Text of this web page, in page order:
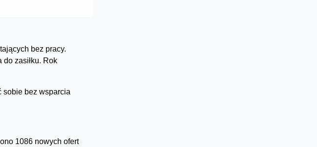
bez pracy.
zasiłku. Rok
sobie bez wsparcia
1086 nowych ofert